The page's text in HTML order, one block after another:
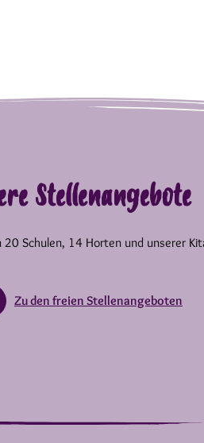
Stellenangebote
Schulen, 14 Horten und unserer
Zu den freien Stellenangeboten